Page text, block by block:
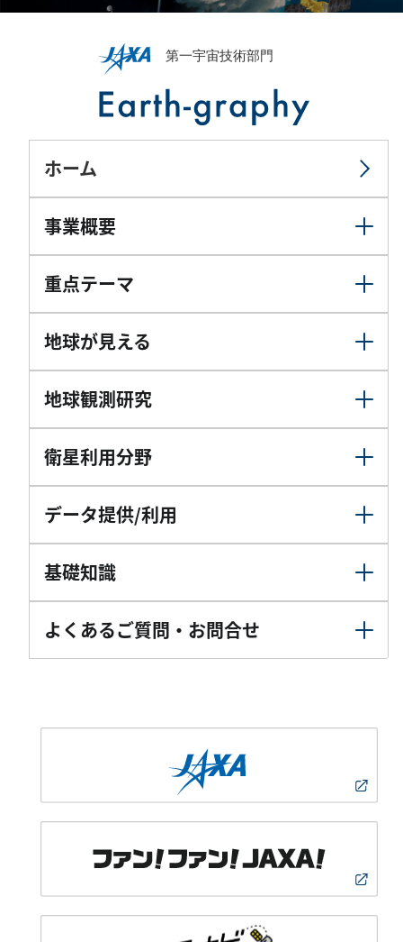
ホーム
事業概要
重点テーマ
地球が見える
地球観測研究
衛星利用分野
データ提供/利用
基礎知識
よくあるご質問・お問合せ